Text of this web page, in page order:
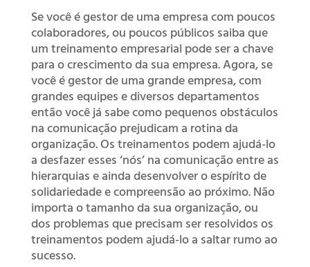
Se você é gestor de uma empresa com poucos
colaboradores, ou poucos públicos saiba que
um treinamento empresarial pode ser a chave
para o crescimento da sua empresa. Agora, se
você é gestor de uma grande empresa, com
grandes equipes e diversos departamentos
então você já sabe como pequenos obstáculos
na comunicação prejudicam a rotina da
organização. Os treinamentos podem ajudá-lo
a desfazer esses ‘nós’ na comunicação entre as
hierarquias e ainda desenvolver o espírito de
solidariedade e compreensão ao próximo. Não
importa o tamanho da sua organização, ou
dos problemas que precisam ser resolvidos os
treinamentos podem ajudá-lo a saltar rumo ao
sucesso.